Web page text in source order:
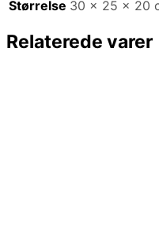
Størrelse 30 × 25 × 20
Relaterede varer